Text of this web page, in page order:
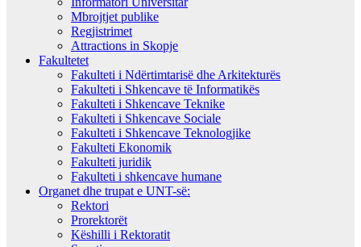
Mbrojtjet publike
Regjistrimet
Attractions in Skopje
Fakultetet
Fakulteti i Ndërtimtarisë dhe Arkitekturës
Fakulteti i Shkencave të Informatikës
Fakulteti i Shkencave Teknike
Fakulteti i Shkencave Sociale
Fakulteti i Shkencave Teknologjike
Fakulteti Ekonomik
Fakulteti juridik
Fakulteti i shkencave humane
Organet dhe trupat e UNT-së:
Rektori
Prorektorët
Këshilli i Rektoratit